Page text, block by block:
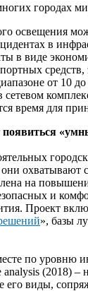
городах
освещения
в
в виде
от 10
сетевом
время для
появиться
охватывают
на
и
Проект
», базы
по
(2018) –
его виды,